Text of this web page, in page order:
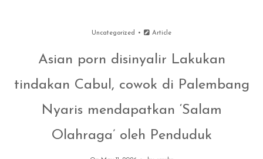
Uncategorized Article
Asian porn disinyalir Lakukan
tindakan Cabul, cowok di Palembang
Nyaris mendapatkan ‘Salam
Olahraga’ oleh Penduduk